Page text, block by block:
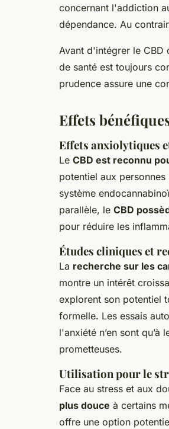
concernant l'addiction
dépendance. Au
Avant d'intégrer le CBD
de santé est toujours
prudence assure une
Effets
Effets anxiolytiques
Le CBD est reconnu
potentiel aux
système
parallèle, le CBD
pour réduire les
Études cliniques et
La recherche sur les
montre un intérêt
explorent son potentiel
formelle. Les essais
l'anxiété n’en sont
prometteuses.
Utilisation pour le
Face au stress et aux
plus douce à certains
offre une option